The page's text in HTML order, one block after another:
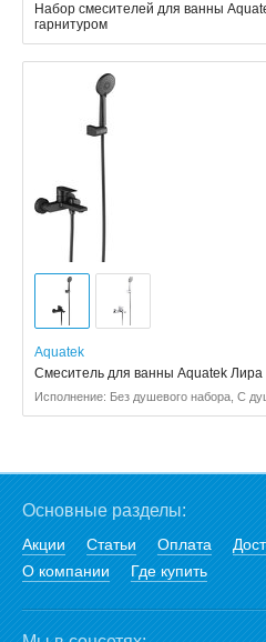
Набор смесителей для ванны
гарнитуром
Aquatek
Смеситель для ванны Aquatek Лира
Исполнение: Без душевого набора, С
Основные разделы:
Акции Статьи Оплата
О компании
Где купить